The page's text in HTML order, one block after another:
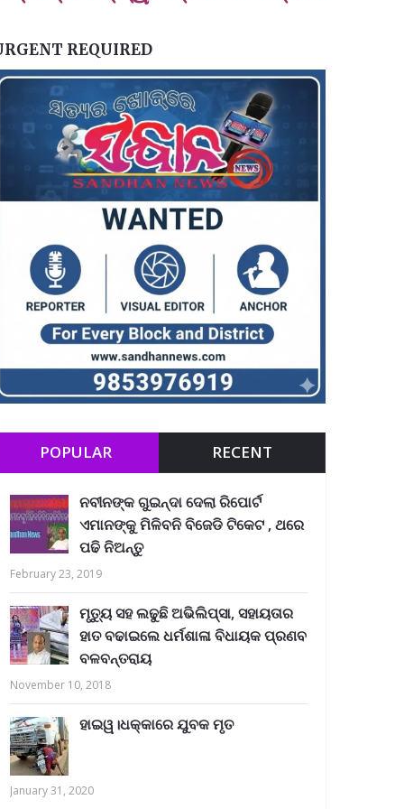
REQUIRED
POPULAR RECENT
ନବୀନଙ୍କ ଗୁଇନ୍ଦା ଦେଲା ରିପୋର୍ଟ
ଏମାନଙ୍କୁ ମିଳିବନି ବିଜେଡି ଟିକେଟ , ଥରେ
ପଢି ନିଅନ୍ତୁ
February 23, 2019
ମୃତ୍ୟୁ ସହ ଲଢୁଛି ଅଭିଲିପ୍ସା, ସହାୟତାର
ହାତ ବଢାଇଲେ ଧର୍ମଶାଳା ବିଧାୟକ ପ୍ରଣବ
ବଳବନ୍ତରାୟ
November 10, 2018
ହାଇୱ।ଧକ୍କାରେ ଯୁବକ ମୃତ
January 31, 2020